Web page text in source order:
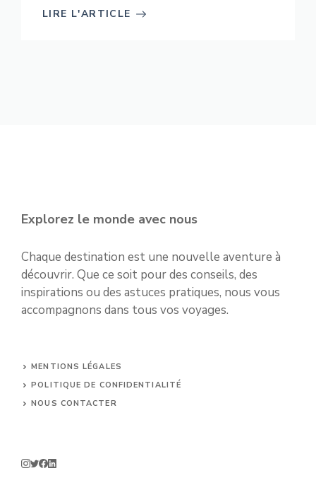
LIRE L'ARTICLE
Explorez le monde avec nous
Chaque destination est une nouvelle aventure à
découvrir. Que ce soit pour des conseils, des
inspirations ou des astuces pratiques, nous vous
accompagnons dans tous vos voyages.
MENTIONS LÉGALES
POLITIQUE DE CONFIDENTIALITÉ
NOUS CONTACTER